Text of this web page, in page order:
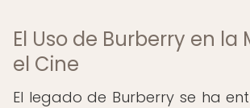
El Uso de Burberry en la
el Cine
El legado de Burberry se ha